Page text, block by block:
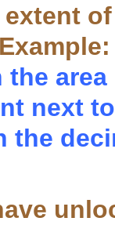
the
next
the